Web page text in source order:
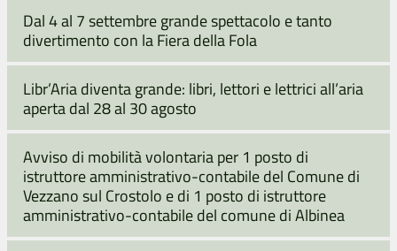
Dal 4 al 7 settembre grande spettacolo e tanto
divertimento con la Fiera della Fola
Libr’Aria diventa grande: libri, lettori e lettrici all’aria
aperta dal 28 al 30 agosto
Avviso di mobilità volontaria per 1 posto di
istruttore amministrativo-contabile del Comune di
Vezzano sul Crostolo e di 1 posto di istruttore
amministrativo-contabile del comune di Albinea